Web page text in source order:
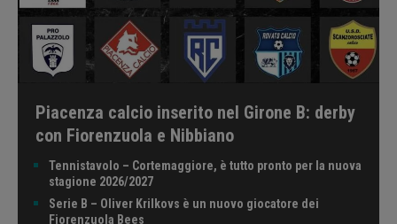
Piacenza calcio inserito nel Girone B: derby
con Fiorenzuola e Nibbiano
Tennistavolo – Cortemaggiore, è tutto pronto per la nuova
stagione 2026/2027
Serie B – Oliver Krilkovs è un nuovo giocatore dei
Fiorenzuola Bees